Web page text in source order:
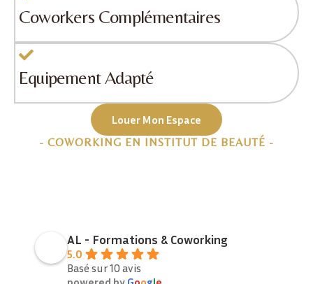
Coworkers Complémentaires
Equipement Adapté
Louer Mon Espace
- COWORKING EN INSTITUT DE BEAUTÉ -
AL - Formations & Coworking
5.0
Basé sur 10 avis